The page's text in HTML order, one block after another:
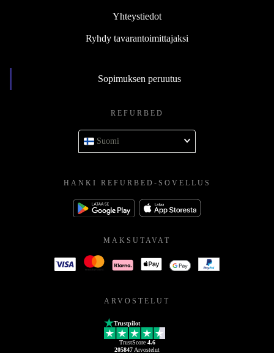
Yhteystiedot
Ryhdy tavarantoimittajaksi
Sopimuksen peruutus
REFURBED
Suomi
HANKI REFURBED-SOVELLUS
MAKSUTAVAT
ARVOSTELUT
Trustpilot
TrustScore 4.6
205847 Arvostelut